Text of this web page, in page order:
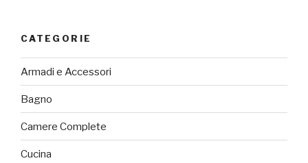
CATEGORIE
Armadi e Accessori
Bagno
Camere Complete
Cucina